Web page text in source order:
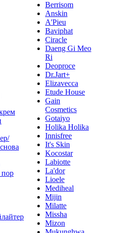
пор
Berrisom
Anskin
A'Pieu
Baviphat
Ciracle
Daeng Gi Meo
Ri
Deoproce
Dr.Jart+
Elizavecca
Etude House
Gain
Cosmetics
Gotaiyo
Holika Holika
Innisfree
It's Skin
Kocostar
Labiotte
La'dor
Lioele
Mediheal
Mijin
Milatte
Missha
Mizon